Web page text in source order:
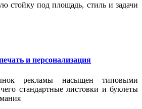
стойку под площадь, стиль и задачи
и персонализация
рекламы насыщен типовыми
стандартные листовки и буклеты